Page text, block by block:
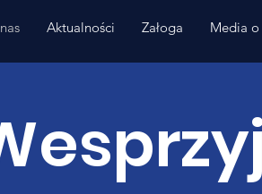
Aktualności Załoga Media o